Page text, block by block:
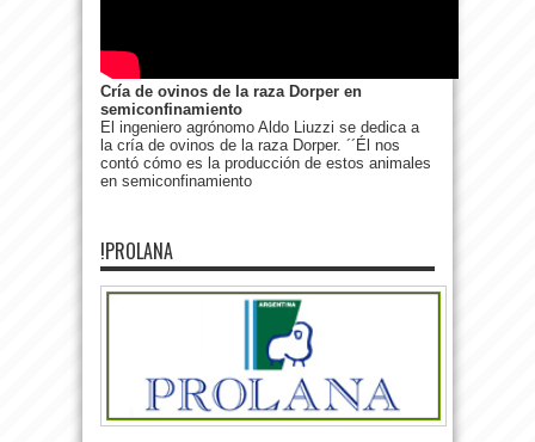
Cría de ovinos de la raza Dorper en
semiconfinamiento
El ingeniero agrónomo Aldo Liuzzi se dedica a
la cría de ovinos de la raza Dorper. ´´Él nos
contó cómo es la producción de estos animales
en semiconfinamiento
!PROLANA